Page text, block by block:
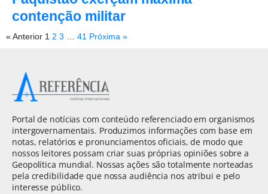
contenção militar
« Anterior 1 2 3 … 41 Próxima »
Portal de notícias com conteúdo referenciado em organismos
intergovernamentais. Produzimos informações com base em
notas, relatórios e pronunciamentos oficiais, de modo que
nossos leitores possam criar suas próprias opiniões sobre a
Geopolítica mundial. Nossas ações são totalmente norteadas
pela credibilidade que nossa audiência nos atribui e pelo
interesse público.